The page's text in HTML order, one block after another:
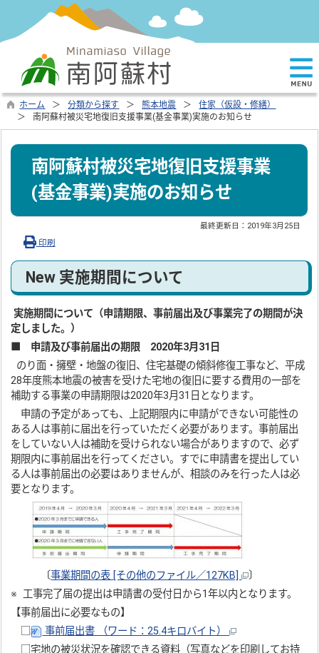
ホーム 分類から探す 熊本地震
住家（仮設・修繕）
南阿蘇村被災宅地復旧支援事業(基金事業)実施のお知らせ
南阿蘇村被災宅地復旧支援事業
(基金事業)実施のお知らせ
最終更新日： 2019年3月25日
印刷
New 実施期間について
実施期間について（申請期限、事前届出及び事業完了の期間が決
定しました。）
申請及び事前届出の期限 2020年3月31日
のり面・擁壁・地盤の復旧、住宅基礎の傾斜修復工事など、平成
28年度熊本地震の被害を受けた宅地の復旧に要する費用の一部を
補助する事業の申請期限は2020年3月31日となります。
申請の予定があっても、上記期限内に申請ができない可能性の
ある人は事前に届出を行っていただく必要があります。事前届出
をしていない人は補助を受けられない場合がありますので、必ず
期限内に事前届出を行ってください。すでに申請書を提出してい
る人は事前届出の必要はありませんが、相談のみを行った人は必
要となります。
〔事業期間の表 [その他のファイル／127KB]
〕
※ 工事完了届の提出は申請書の受付日から1年以内となります。
【事前届出に必要なもの】
□
事前届出書 （ワード：25.4キロバイト）
□宅地の被災状況を確認できる資料（写真などを印刷してお持